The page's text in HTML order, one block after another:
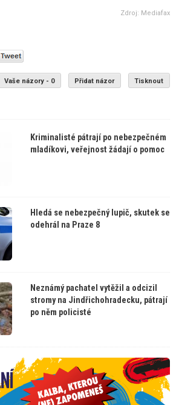
Zdroj: Mediafax
Vaše názory - 0 Přidat názor Tisknout
Kriminalisté pátrají po nebezpečném
mladíkovi, veřejnost žádají o pomoc
Hledá se nebezpečný lupič, skutek se
odehrál na Praze 8
Neznámý pachatel vytěžil a odcizil
stromy na Jindřichohradecku, pátrají
po něm policisté